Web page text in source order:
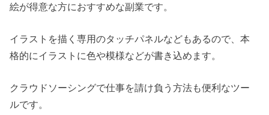
絵が得意な方におすすめな副業です。
イラストを描く専用のタッチパネルなどもあるので、本
格的にイラストに色や模様などが書き込めます。
クラウドソーシングで仕事を請け負う方法も便利なツー
ルです。